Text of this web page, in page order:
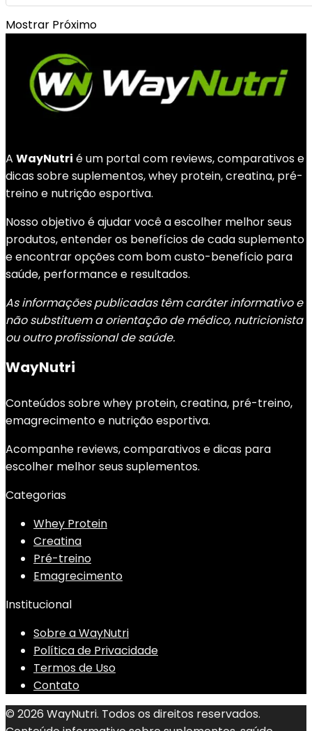
Mostrar Próximo
A WayNutri é um portal com reviews, comparativos e
dicas sobre suplementos, whey protein, creatina, pré-
treino e nutrição esportiva.
Nosso objetivo é ajudar você a escolher melhor seus
produtos, entender os benefícios de cada suplemento
e encontrar opções com bom custo-benefício para
saúde, performance e resultados.
As informações publicadas têm caráter informativo e
não substituem a orientação de médico, nutricionista
ou outro profissional de saúde.
WayNutri
Conteúdos sobre whey protein, creatina, pré-treino,
emagrecimento e nutrição esportiva.
Acompanhe reviews, comparativos e dicas para
escolher melhor seus suplementos.
Categorias
Whey Protein
Creatina
Pré-treino
Emagrecimento
Institucional
Sobre a WayNutri
Política de Privacidade
Termos de Uso
Contato
© 2026 WayNutri. Todos os direitos reservados.